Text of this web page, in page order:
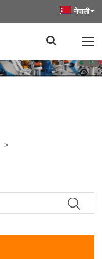
नेपाली
>